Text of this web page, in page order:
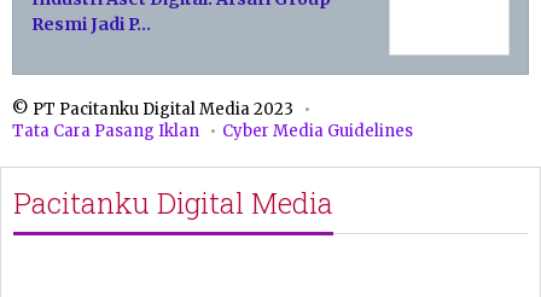
Resmi Jadi P…
© PT Pacitanku Digital Media 2023
Tata Cara Pasang Iklan
Cyber Media Guidelines
Pacitanku Digital Media